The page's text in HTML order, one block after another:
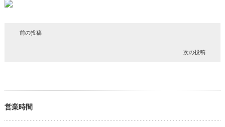
前の投稿
次の投稿
営業時間